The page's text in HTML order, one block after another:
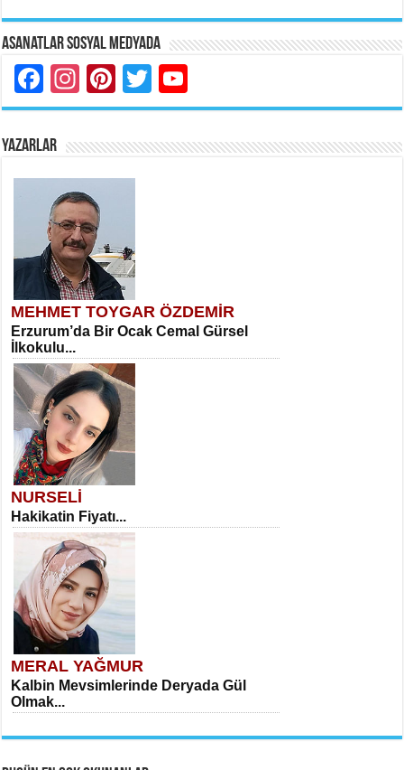
Asanatlar Sosyal Medyada
Facebook
Instagram
Pinterest
Twitter
YAZARLAR
MEHMET TOYGAR ÖZDEMİR
Erzurum’da Bir Ocak Cemal Gürsel
İlkokulu...
NURSELİ
Hakikatin Fiyatı...
MERAL YAĞMUR
Kalbin Mevsimlerinde Deryada Gül
Olmak...